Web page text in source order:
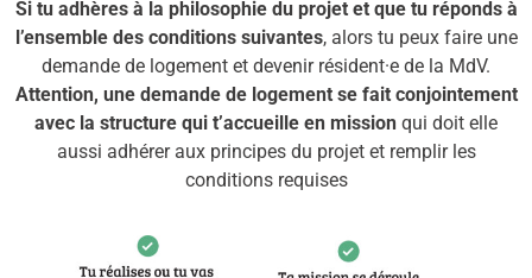
Si tu adhères à la philosophie du projet et que tu réponds à
l’ensemble des conditions suivantes, alors tu peux faire une
demande de logement et devenir résident·e de la MdV.
Attention, une demande de logement se fait conjointement
avec la structure qui t’accueille en mission qui doit elle
aussi adhérer aux principes du projet et remplir les
conditions requises